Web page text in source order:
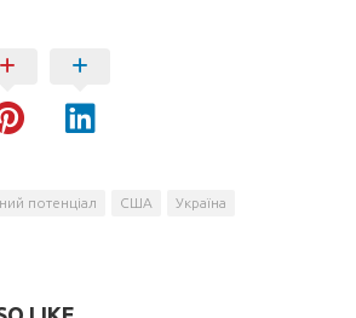
потенціал США Україна